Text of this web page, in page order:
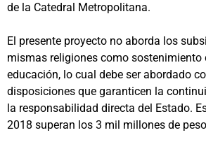
de la Catedral Metropolitana.
El presente proyecto no aborda los
mismas religiones como sostenimiento
educación, lo cual debe ser abordado
disposiciones que garanticen la
la responsabilidad directa del Estado.
2018 superan los 3 mil millones de